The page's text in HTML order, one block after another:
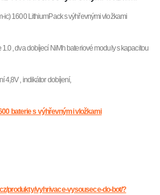
ic) 1600 LithiumPack s výhřevnými vložkami
, dva dobíjecí NiMh bateriové moduly s kapacitou
4,8V , indikátor dobíjení,
produkty/vyhrivace-vysousece-do-bot/?